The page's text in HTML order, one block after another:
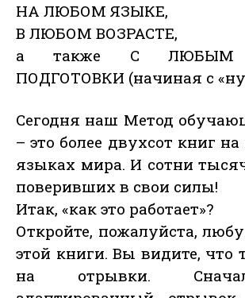
НА ЛЮБОМ ЯЗЫКЕ,
В ЛЮБОМ ВОЗРАСТЕ,
а также С ЛЮБЫМ
ПОДГОТОВКИ (начиная с
Сегодня наш Метод
– это более двухсот книг
языках мира. И сотни
поверивших в свои силы!
Итак, «как это работает»?
Откройте, пожалуйста,
этой книги. Вы видите, что
на отрывки.